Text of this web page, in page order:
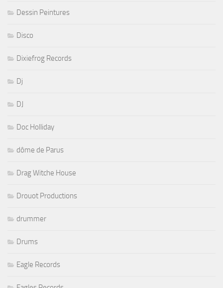
Dessin Peintures
Disco
Dixiefrog Records
Dj
DJ
Doc Holliday
dôme de Parus
Drag Witche House
Drouot Productions
drummer
Drums
Eagle Records